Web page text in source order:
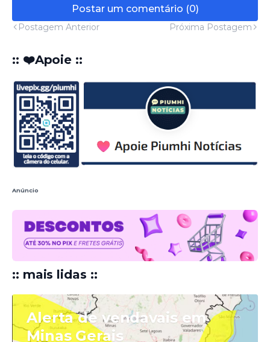
Postar um comentário (0)
Postagem Anterior Próxima Postagem
:: ❤️Apoie ::
Anúncio
:: mais lidas ::
Alerta de vendavais em
Minas Gerais